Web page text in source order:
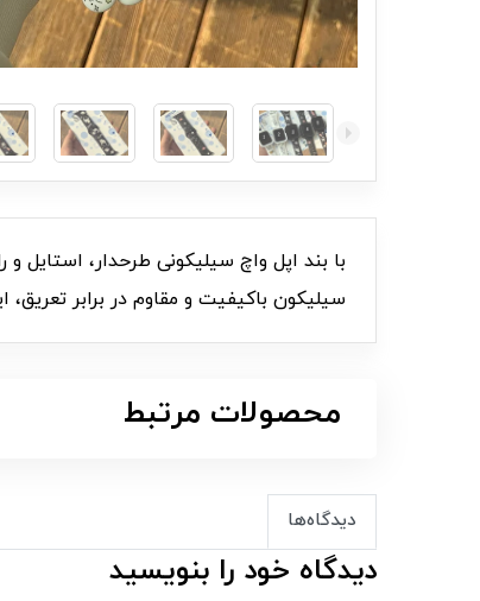
با بند اپل واچ سیلیکونی طرحدار،
سیلیکون باکیفیت و مقاوم در برابر
محصولات مرتبط
دیدگاه‌ها
دیدگاه خود را بنویسید